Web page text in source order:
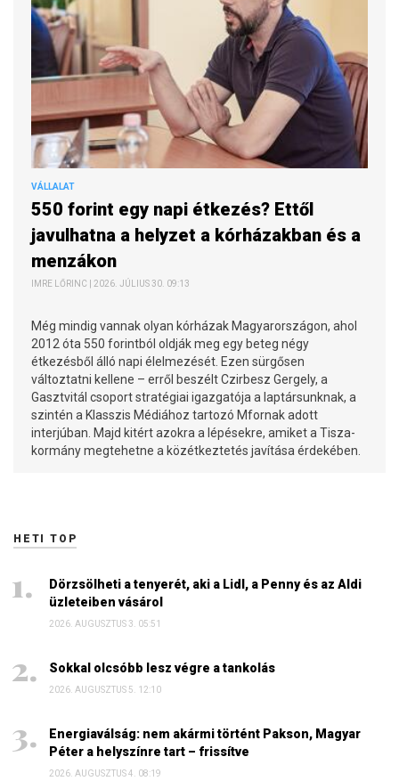
VÁLLALAT
550 forint egy napi étkezés? Ettől
javulhatna a helyzet a kórházakban és a
menzákon
IMRE LŐRINC | 2026. JÚLIUS 30. 09:13
Még mindig vannak olyan kórházak Magyarországon, ahol
2012 óta 550 forintból oldják meg egy beteg négy
étkezésből álló napi élelmezését. Ezen sürgősen
változtatni kellene – erről beszélt Czirbesz Gergely, a
Gasztvitál csoport stratégiai igazgatója a laptársunknak, a
szintén a Klasszis Médiához tartozó Mfornak adott
interjúban. Majd kitért azokra a lépésekre, amiket a Tisza-
kormány megtehetne a közétkeztetés javítása érdekében.
HETI TOP
Dörzsölheti a tenyerét, aki a Lidl, a Penny és az Aldi
üzleteiben vásárol
2026. AUGUSZTUS 3. 05:51
Sokkal olcsóbb lesz végre a tankolás
2026. AUGUSZTUS 5. 12:10
Energiaválság: nem akármi történt Pakson, Magyar
Péter a helyszínre tart – frissítve
2026. AUGUSZTUS 4. 08:19